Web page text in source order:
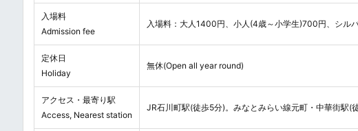
入場料
Admission fee
入場料：大人1400円、小人(4歳～小学生)700円、シル
定休日
Holiday
無休(Open all year round)
アクセス・最寄り駅
Access, Nearest station
JR石川町駅(徒歩5分)。みなとみらい線元町・中華街駅(